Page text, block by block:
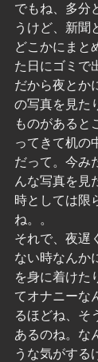
でもね、多分
うけど、新聞
どこかにまと
た日にゴミで
だから夜とか
の写真を見た
ものがあると
ってきて机の
だって。今み
んな写真を見
時としては限
ね。。
それで、夜遅
ない時なんか
を身に着けた
てオナニーな
るほどね、そ
あるのね。な
うな気がする